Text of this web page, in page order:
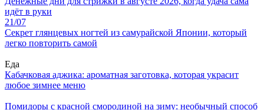
идёт в руки
21/07
Секрет глянцевых ногтей из самурайской Японии, который
легко повторить самой
Еда
Кабачковая аджика: ароматная заготовка, которая украсит
любое зимнее меню
Помидоры с красной смородиной на зиму: необычный способ